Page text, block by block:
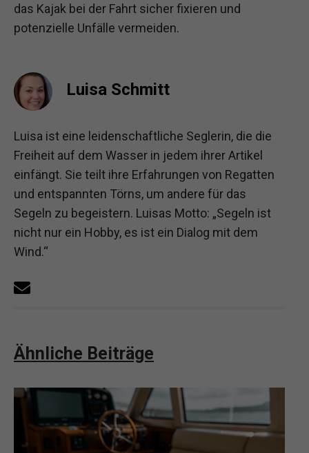
das Kajak bei der Fahrt sicher fixieren und
potenzielle Unfälle vermeiden.
Luisa Schmitt
Luisa ist eine leidenschaftliche Seglerin, die die
Freiheit auf dem Wasser in jedem ihrer Artikel
einfängt. Sie teilt ihre Erfahrungen von Regatten
und entspannten Törns, um andere für das
Segeln zu begeistern. Luisas Motto: „Segeln ist
nicht nur ein Hobby, es ist ein Dialog mit dem
Wind.“
Ähnliche Beiträge